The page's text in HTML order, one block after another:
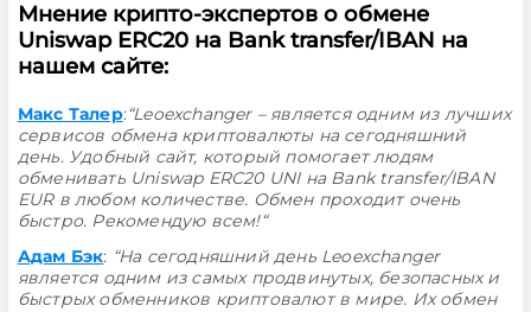
Мнение крипто-экспертов о обмене
Uniswap ERC20 на Bank transfer/IBAN на
нашем сайте:
Макс Талер:“Leoexchanger – является одним из лучших
сервисов обмена криптовалюты на сегодняшний
день. Удобный сайт, который помогает людям
обменивать Uniswap ERC20 UNI на Bank transfer/IBAN
EUR в любом количестве. Обмен проходит очень
быстро. Рекомендую всем!“
Адам Бэк: “На сегодняшний день Leoexchanger
является одним из самых продвинутых, безопасных и
быстрых обменников криптовалют в мире. Их обмен